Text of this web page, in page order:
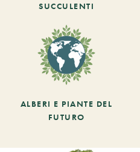
SUCCULENTI
ALBERI E PIANTE DEL
FUTURO